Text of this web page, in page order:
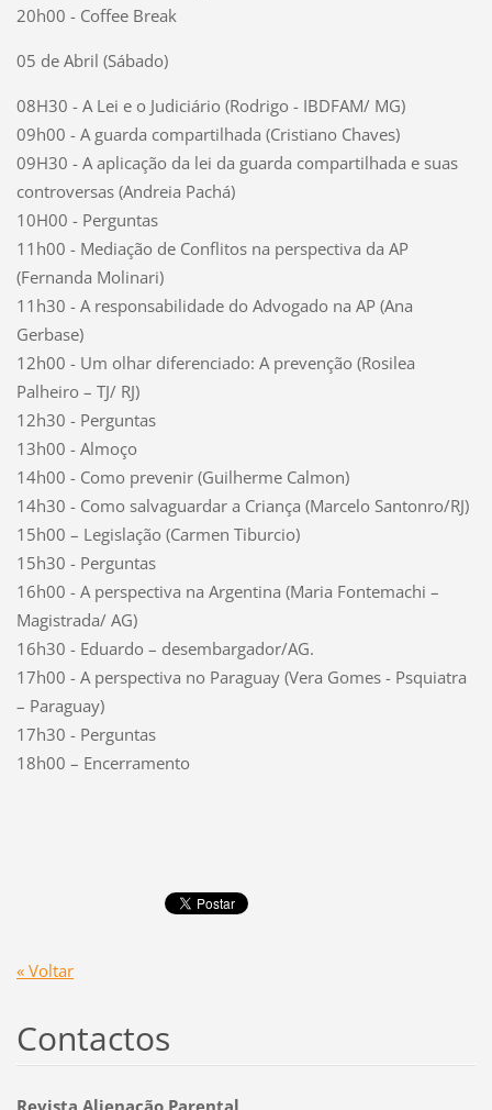
20h00 - Coffee Break
05 de Abril (Sábado)
08H30 - A Lei e o Judiciário (Rodrigo - IBDFAM/ MG)
09h00 - A guarda compartilhada (Cristiano Chaves)
09H30 - A aplicação da lei da guarda compartilhada e suas
controversas (Andreia Pachá)
10H00 - Perguntas
11h00 - Mediação de Conflitos na perspectiva da AP
(Fernanda Molinari)
11h30 - A responsabilidade do Advogado na AP (Ana
Gerbase)
12h00 - Um olhar diferenciado: A prevenção (Rosilea
Palheiro – TJ/ RJ)
12h30 - Perguntas
13h00 - Almoço
14h00 - Como prevenir (Guilherme Calmon)
14h30 - Como salvaguardar a Criança (Marcelo Santonro/RJ)
15h00 – Legislação (Carmen Tiburcio)
15h30 - Perguntas
16h00 - A perspectiva na Argentina (Maria Fontemachi –
Magistrada/ AG)
16h30 - Eduardo – desembargador/AG.
17h00 - A perspectiva no Paraguay (Vera Gomes - Psquiatra
– Paraguay)
17h30 - Perguntas
18h00 – Encerramento
« Voltar
Contactos
Revista Alienação Parental